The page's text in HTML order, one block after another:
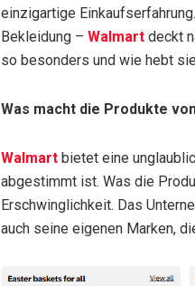
einzigartige
Bekleidung – Walmart deckt
so besonders und wie hebt
Was macht die Produkte
Walmart bietet eine
abgestimmt ist. Was die
Erschwinglichkeit. Das
auch seine eigenen Marken,